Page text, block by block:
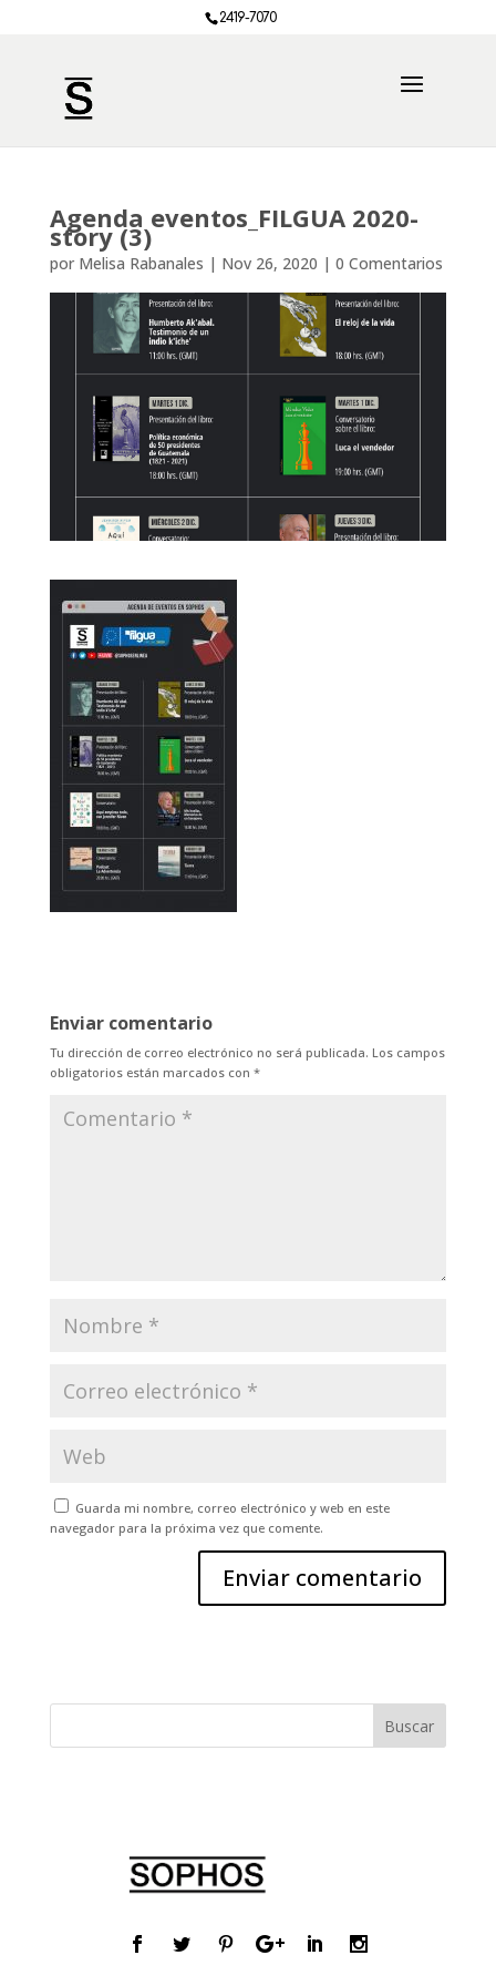
2419-7070
Agenda eventos_FILGUA 2020-
story (3)
por Melisa Rabanales | Nov 26, 2020 | 0 Comentarios
Enviar comentario
Tu dirección de correo electrónico no será publicada. Los campos
obligatorios están marcados con *
Guarda mi nombre, correo electrónico y web en este
navegador para la próxima vez que comente.